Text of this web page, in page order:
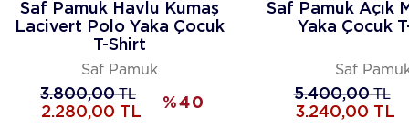
Saf Pamuk Havlu Kumaş
Lacivert Polo Yaka Çocuk
T-Shirt
Saf Pamuk
3.800,00TL
2.280,00 TL
%40
Saf Pamuk Açık
Yaka Çocuk
Saf
5.400,00TL
3.240,00 TL